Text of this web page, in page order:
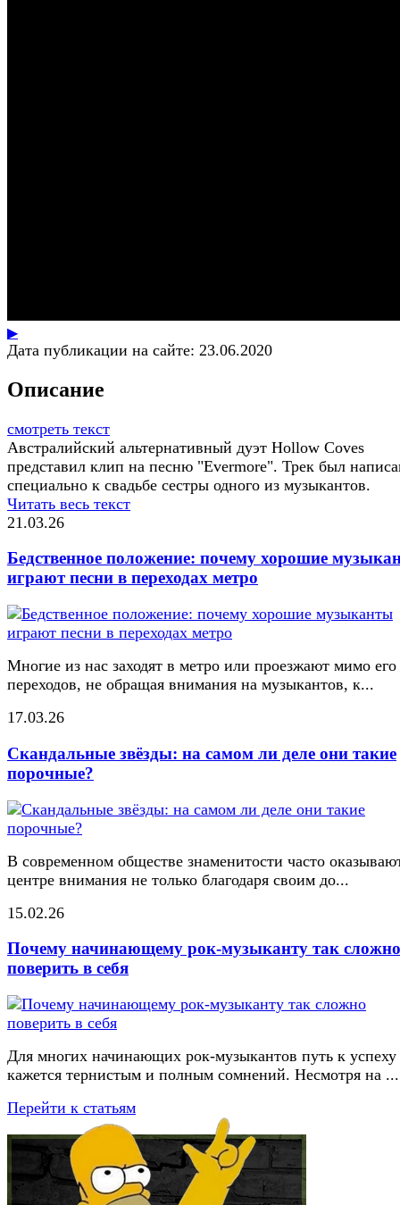
▶
Дата публикации на сайте: 23.06.2020
Описание
смотреть текст
Австралийский альтернативный дуэт Hollow Coves
представил клип на песню "Evermore". Трек был
специально к свадьбе сестры одного из музыкантов.
Читать весь текст
21.03.26
Бедственное положение: почему хорошие
играют песни в переходах метро
Многие из нас заходят в метро или проезжают мимо его
переходов, не обращая внимания на музыкантов, к...
17.03.26
Скандальные звёзды: на самом ли деле они такие
порочные?
В современном обществе знаменитости часто
центре внимания не только благодаря своим до...
15.02.26
Почему начинающему рок-музыканту так сложно
поверить в себя
Для многих начинающих рок-музыкантов путь к успеху
кажется тернистым и полным сомнений. Несмотря на ...
Перейти к статьям